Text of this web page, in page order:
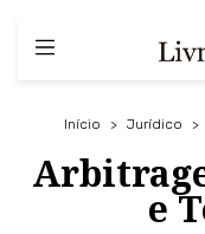
Início > Jurídico >
e